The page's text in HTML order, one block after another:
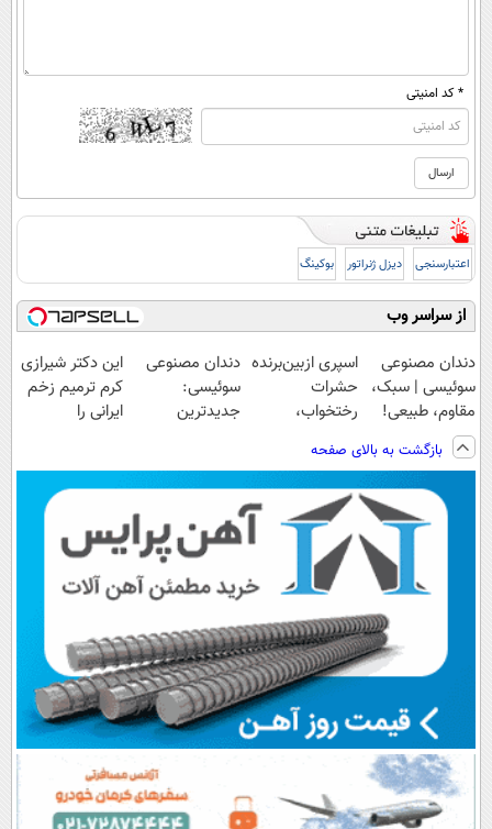
* کد امنیتی
اعتبارسنجی دیزل ژنراتور بوکینگ
از سراسر وب
دندان مصنوعی
سوئیسی | سبک،
مقاوم، طبیعی!
ویزیت
رایگان+پرداخت
اقساطی😍
اسپری ازبین‌برنده
حشرات
رختخواب،
مقابله با انواع
ساس
دندان مصنوعی
سوئیسی:
جدیدترین
پرداخت قسطی
این دکتر شیرازی
کرم ترمیم زخم
ایرانی را
بازگشت به بالای صفحه